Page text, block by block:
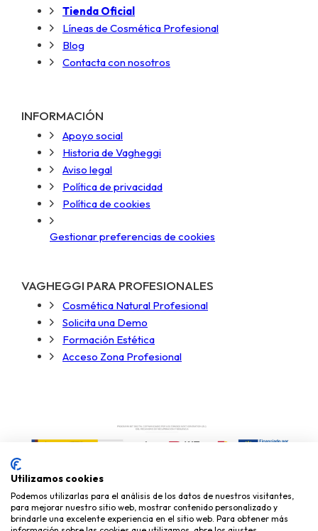
Tienda Oficial
Líneas de Cosmética Profesional
Blog
Contacta con nosotros
INFORMACIÓN
Apoyo social
Historia de Vagheggi
Aviso legal
Política de privacidad
Política de cookies
Gestionar preferencias de cookies
VAGHEGGI PARA PROFESIONALES
Cosmética Natural Profesional
Solicita una Demo
Formación Estética
Acceso Zona Profesional
Utilizamos cookies
Podemos utilizarlas para el análisis de los datos de nuestros visitantes,
para mejorar nuestro sitio web, mostrar contenido personalizado y
brindarle una excelente experiencia en el sitio web. Para obtener más